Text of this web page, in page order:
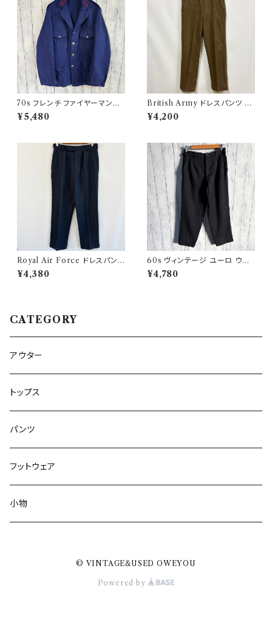
70s フレンチ ファイヤーマンジ
ャケット ワークジャケット ヴィン
テージ
¥5,480
British Army ドレスパンツ イ
ギリス軍 スラックス ミリタリー
パンツ ウールパンツ2
¥4,200
Royal Air Force ドレスパンツ
イギリス軍 スラックス ミリタリ
ーパンツ 8
¥4,380
60s ヴィンテージ ユーロ ウー
ルパンツ スラックス ビンテージ
32
¥4,780
CATEGORY
アウター
トップス
パンツ
フットウェア
小物
© VINTAGE&USED OWEYOU
Powered by